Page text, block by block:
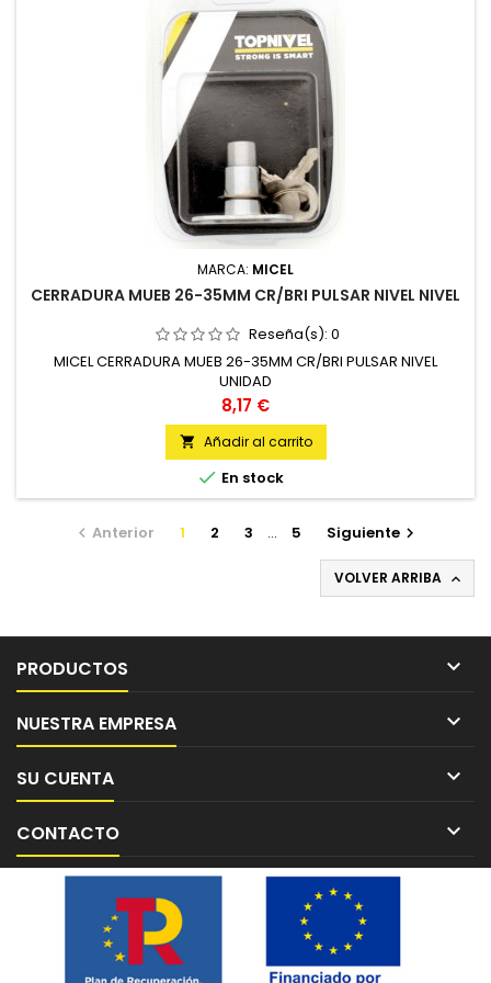
MARCA: MICEL
CERRADURA MUEB 26-35MM CR/BRI PULSAR NIVEL NIVEL
Reseña(s): 0
MICEL CERRADURA MUEB 26-35MM CR/BRI PULSAR NIVEL
UNIDAD
Precio
8,17 €
 Añadir al carrito
 En stock
 Anterior 1 2 3 … 5 Siguiente
VOLVER ARRIBA 
PRODUCTOS 
NUESTRA EMPRESA 
SU CUENTA 
CONTACTO 